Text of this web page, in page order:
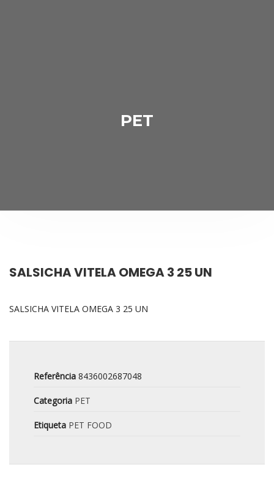
PET
SALSICHA VITELA OMEGA 3 25 UN
SALSICHA VITELA OMEGA 3 25 UN
Referência 8436002687048
Categoria PET
Etiqueta PET FOOD